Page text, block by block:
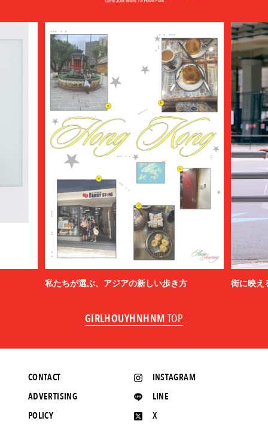
私たちが選ぶ、アジアの新しい歩き方 街に映え
GIRLHOUYHNHNM TOP
INSTAGRAM
LINE
X
CONTACT
ADVERTISING
POLICY